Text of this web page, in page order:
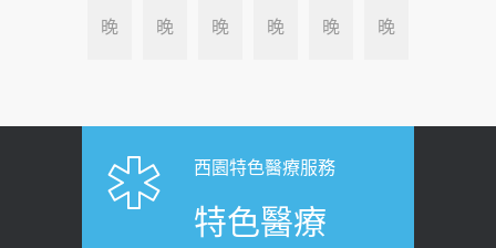
晚 晚 晚 晚 晚 晚
西園特色醫療服務
特色醫療